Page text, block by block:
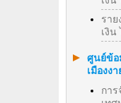
รา
เงิน
ศูนย์ข้อ
เมืองงา
กา